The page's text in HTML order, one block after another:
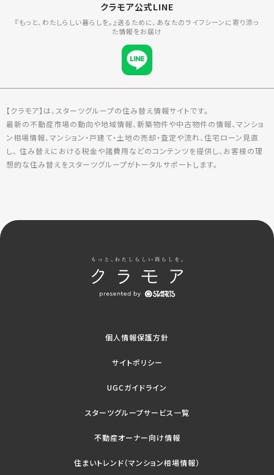
クラモア公式LINE
『もっと、わたしらしい暮らしを。』送るために、あなたのライフシーンに寄り添っ
た情報をお届け
【クラモア】は、スターツグループの住み替え情報サイトです。
最新の不動産市場の動向や地域情報、新築物件や中古物件の情報、マンショ
ン相場情報、マンション・戸建て・土地の売却・査定や流れ、住宅ローン見直
し、 住み替えにおける税金や諸費用などのコンテンツを提供し、お客様の理
想的な住み替えをスターツグループがトータルサポートします。
個人情報保護方針
サイトポリシー
UGCガイドライン
スターツグループサービス一覧
不動産オーナー向け情報
住まいトレンド（マンション相場情報）